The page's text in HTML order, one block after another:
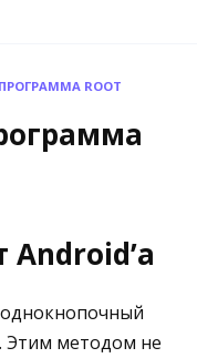
ROOT
Этим методом не